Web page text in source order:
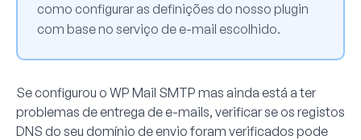
como configurar as definições do nosso plugin
com base no serviço de e-mail escolhido.
Se configurou o WP Mail SMTP mas ainda está a ter
problemas de entrega de e-mails, verificar se os registos
DNS do seu domínio de envio foram verificados pode